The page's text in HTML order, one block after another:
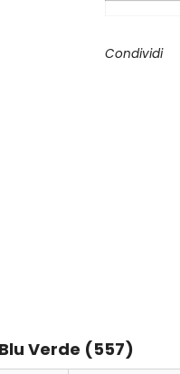
Condividi
Verde (557)